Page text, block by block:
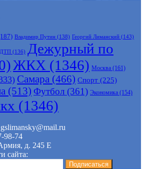
Владимир Путин (138) Георгий Лиманский (143)
ДТП (136) Дежурный по
ЖКХ (1346) Москва (161)
Самара (466) Спорт (225)
(513) Футбол (361) Экономика (154)
(1346)
gslimansky@mail.ru
98-74
д. 245 Е
сайта: